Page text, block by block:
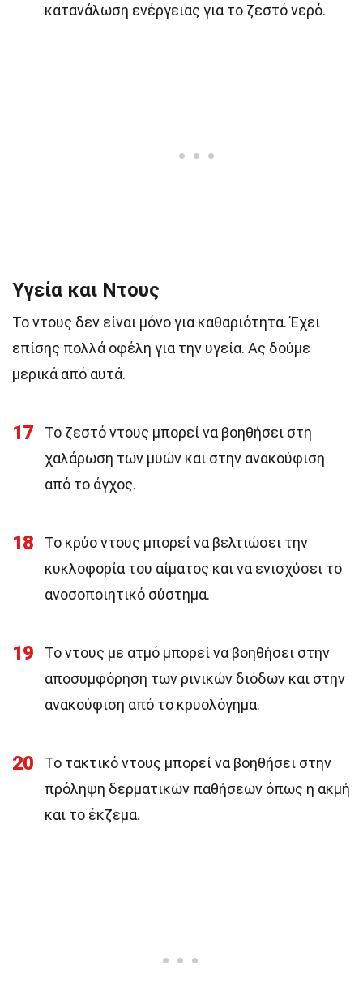
κατανάλωση ενέργειας για το ζεστό νερό.
Υγεία και Ντους
Το ντους δεν είναι μόνο για καθαριότητα. Έχει
επίσης πολλά οφέλη για την υγεία. Ας δούμε
μερικά από αυτά.
17
Το ζεστό ντους μπορεί να βοηθήσει στη
χαλάρωση των μυών και στην ανακούφιση
από το άγχος.
18
Το κρύο ντους μπορεί να βελτιώσει την
κυκλοφορία του αίματος και να ενισχύσει το
ανοσοποιητικό σύστημα.
19
Το ντους με ατμό μπορεί να βοηθήσει στην
αποσυμφόρηση των ρινικών διόδων και στην
ανακούφιση από το κρυολόγημα.
20
Το τακτικό ντους μπορεί να βοηθήσει στην
πρόληψη δερματικών παθήσεων όπως η ακμή
και το έκζεμα.